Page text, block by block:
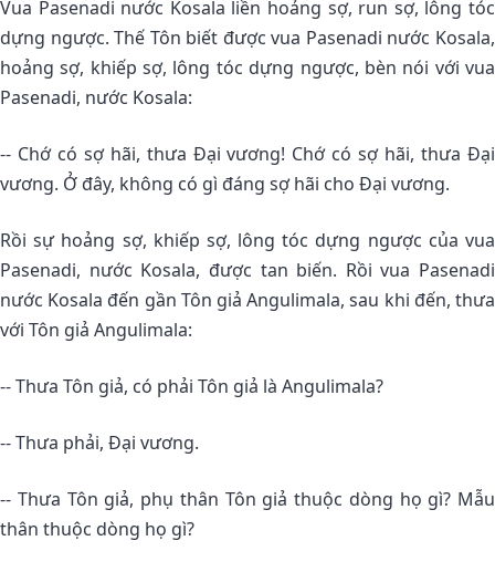
Vua Pasenadi nước Kosala liền hoảng sợ, run sợ, lông tóc
dựng ngược. Thế Tôn biết được vua Pasenadi nước Kosala,
hoảng sợ, khiếp sợ, lông tóc dựng ngược, bèn nói với vua
Pasenadi, nước Kosala:
-- Chớ có sợ hãi, thưa Ðại vương! Chớ có sợ hãi, thưa Ðại
vương. Ở đây, không có gì đáng sợ hãi cho Ðại vương.
Rồi sự hoảng sợ, khiếp sợ, lông tóc dựng ngược của vua
Pasenadi, nước Kosala, được tan biến. Rồi vua Pasenadi
nước Kosala đến gần Tôn giả Angulimala, sau khi đến, thưa
với Tôn giả Angulimala:
-- Thưa Tôn giả, có phải Tôn giả là Angulimala?
-- Thưa phải, Ðại vương.
-- Thưa Tôn giả, phụ thân Tôn giả thuộc dòng họ gì? Mẫu
thân thuộc dòng họ gì?